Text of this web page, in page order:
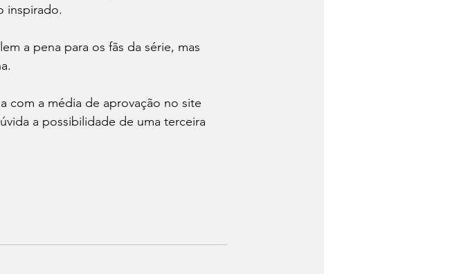
inspirado.
a pena para os fãs da série, mas
com a média de aprovação no site
a possibilidade de uma terceira